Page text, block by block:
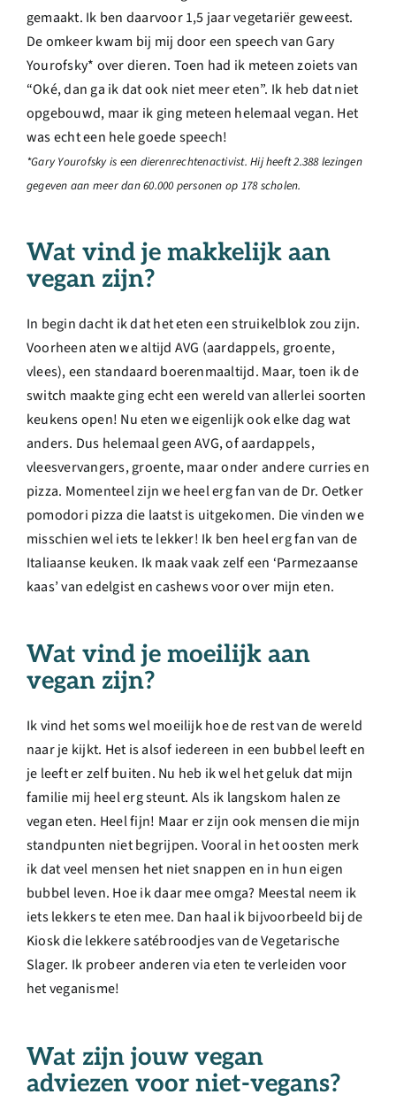
gemaakt. Ik ben daarvoor 1,5 jaar vegetariër geweest.
De omkeer kwam bij mij door een speech van Gary
Yourofsky* over dieren. Toen had ik meteen zoiets van
“Oké, dan ga ik dat ook niet meer eten”. Ik heb dat niet
opgebouwd, maar ik ging meteen helemaal vegan. Het
was echt een hele goede speech!
*Gary Yourofsky is een dierenrechtenactivist. Hij heeft 2.388 lezingen
gegeven aan meer dan 60.000 personen op 178 scholen.
Wat vind je makkelijk aan
vegan zijn?
In begin dacht ik dat het eten een struikelblok zou zijn.
Voorheen aten we altijd AVG (aardappels, groente,
vlees), een standaard boerenmaaltijd. Maar, toen ik de
switch maakte ging echt een wereld van allerlei soorten
keukens open! Nu eten we eigenlijk ook elke dag wat
anders. Dus helemaal geen AVG, of aardappels,
vleesvervangers, groente, maar onder andere curries en
pizza. Momenteel zijn we heel erg fan van de Dr. Oetker
pomodori pizza die laatst is uitgekomen. Die vinden we
misschien wel iets te lekker! Ik ben heel erg fan van de
Italiaanse keuken. Ik maak vaak zelf een ‘Parmezaanse
kaas’ van edelgist en cashews voor over mijn eten.
Wat vind je moeilijk aan
vegan zijn?
Ik vind het soms wel moeilijk hoe de rest van de wereld
naar je kijkt. Het is alsof iedereen in een bubbel leeft en
je leeft er zelf buiten. Nu heb ik wel het geluk dat mijn
familie mij heel erg steunt. Als ik langskom halen ze
vegan eten. Heel fijn! Maar er zijn ook mensen die mijn
standpunten niet begrijpen. Vooral in het oosten merk
ik dat veel mensen het niet snappen en in hun eigen
bubbel leven. Hoe ik daar mee omga? Meestal neem ik
iets lekkers te eten mee. Dan haal ik bijvoorbeeld bij de
Kiosk die lekkere satébroodjes van de Vegetarische
Slager. Ik probeer anderen via eten te verleiden voor
het veganisme!
Wat zijn jouw vegan
adviezen voor niet-vegans?